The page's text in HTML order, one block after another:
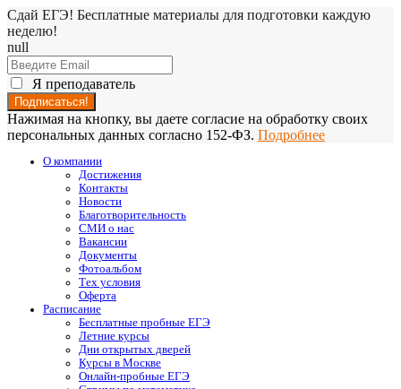
Сдай ЕГЭ! Бесплатные материалы для подготовки каждую
неделю!
null
Я преподаватель
Нажимая на кнопку, вы даете согласие на обработку своих
персональных данных согласно 152-ФЗ. Подробнее
О компании
Достижения
Контакты
Новости
Благотворительность
СМИ о нас
Вакансии
Документы
Фотоальбом
Тех условия
Оферта
Расписание
Бесплатные пробные ЕГЭ
Летние курсы
Дни открытых дверей
Курсы в Москве
Онлайн-пробные ЕГЭ